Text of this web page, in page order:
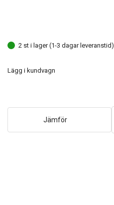
2 st i lager (1-3 dagar leveranstid)
Lägg i kundvagn
Jämför